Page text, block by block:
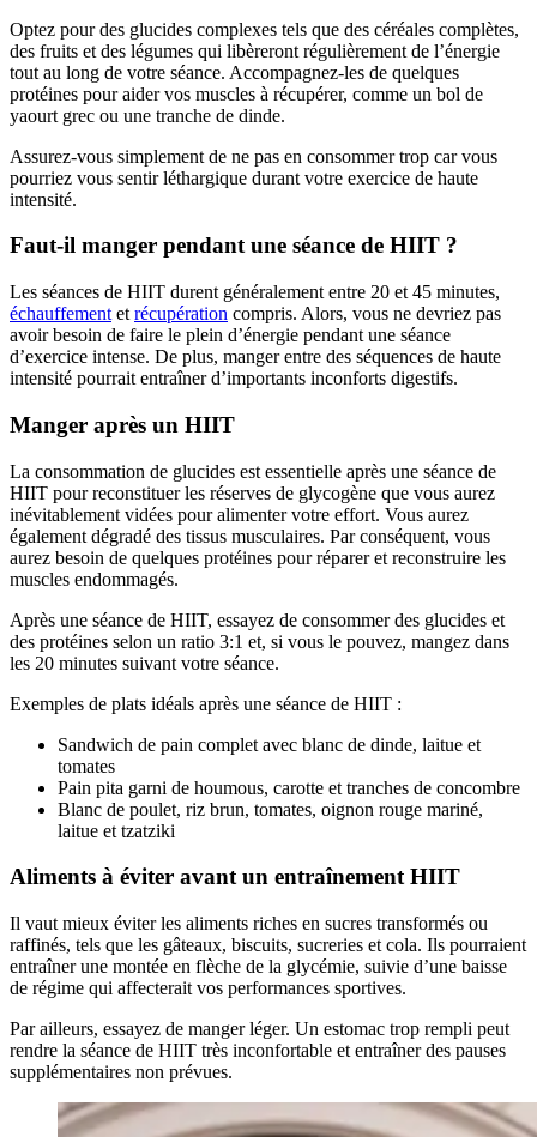
Optez pour des glucides complexes tels que des céréales complètes,
des fruits et des légumes qui libèreront régulièrement de l’énergie
tout au long de votre séance. Accompagnez-les de quelques
protéines pour aider vos muscles à récupérer, comme un bol de
yaourt grec ou une tranche de dinde.
Assurez-vous simplement de ne pas en consommer trop car vous
pourriez vous sentir léthargique durant votre exercice de haute
intensité.
Faut-il manger pendant une séance de HIIT ?
Les séances de HIIT durent généralement entre 20 et 45 minutes,
échauffement et récupération compris. Alors, vous ne devriez pas
avoir besoin de faire le plein d’énergie pendant une séance
d’exercice intense. De plus, manger entre des séquences de haute
intensité pourrait entraîner d’importants inconforts digestifs.
Manger après un HIIT
La consommation de glucides est essentielle après une séance de
HIIT pour reconstituer les réserves de glycogène que vous aurez
inévitablement vidées pour alimenter votre effort. Vous aurez
également dégradé des tissus musculaires. Par conséquent, vous
aurez besoin de quelques protéines pour réparer et reconstruire les
muscles endommagés.
Après une séance de HIIT, essayez de consommer des glucides et
des protéines selon un ratio 3:1 et, si vous le pouvez, mangez dans
les 20 minutes suivant votre séance.
Exemples de plats idéals après une séance de HIIT :
Sandwich de pain complet avec blanc de dinde, laitue et
tomates
Pain pita garni de houmous, carotte et tranches de concombre
Blanc de poulet, riz brun, tomates, oignon rouge mariné,
laitue et tzatziki
Aliments à éviter avant un entraînement HIIT
Il vaut mieux éviter les aliments riches en sucres transformés ou
raffinés, tels que les gâteaux, biscuits, sucreries et cola. Ils pourraient
entraîner une montée en flèche de la glycémie, suivie d’une baisse
de régime qui affecterait vos performances sportives.
Par ailleurs, essayez de manger léger. Un estomac trop rempli peut
rendre la séance de HIIT très inconfortable et entraîner des pauses
supplémentaires non prévues.